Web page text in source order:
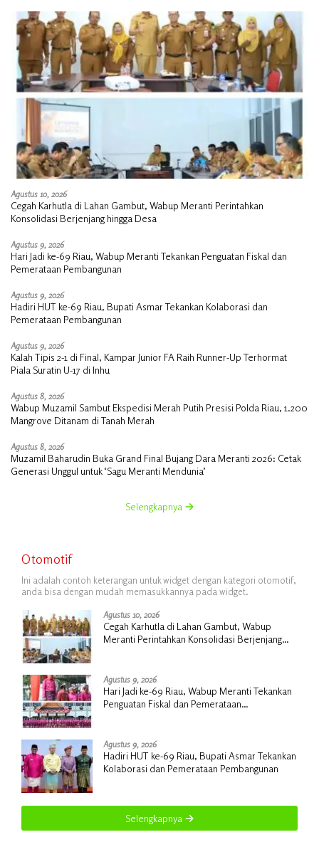
Agustus 10, 2026
Cegah Karhutla di Lahan Gambut, Wabup Meranti Perintahkan
Konsolidasi Berjenjang hingga Desa
Agustus 9, 2026
Hari Jadi ke-69 Riau, Wabup Meranti Tekankan Penguatan Fiskal dan
Pemerataan Pembangunan
Agustus 9, 2026
Hadiri HUT ke-69 Riau, Bupati Asmar Tekankan Kolaborasi dan
Pemerataan Pembangunan
Agustus 9, 2026
Kalah Tipis 2-1 di Final, Kampar Junior FA Raih Runner-Up Terhormat
Piala Suratin U-17 di Inhu
Agustus 8, 2026
Wabup Muzamil Sambut Ekspedisi Merah Putih Presisi Polda Riau, 1.200
Mangrove Ditanam di Tanah Merah
Agustus 8, 2026
Muzamil Baharudin Buka Grand Final Bujang Dara Meranti 2026: Cetak
Generasi Unggul untuk ‘Sagu Meranti Mendunia’
Selengkapnya
Otomotif
Ini adalah contoh keterangan untuk widget dengan kategori otomotif,
anda bisa dengan mudah memasukkannya pada widget.
Agustus 10, 2026
Cegah Karhutla di Lahan Gambut, Wabup
Meranti Perintahkan Konsolidasi Berjenjang
Agustus 9, 2026
Hari Jadi ke-69 Riau, Wabup Meranti Tekankan
Penguatan Fiskal dan Pemerataan
Agustus 9, 2026
Hadiri HUT ke-69 Riau, Bupati Asmar Tekankan
Kolaborasi dan Pemerataan Pembangunan
Selengkapnya